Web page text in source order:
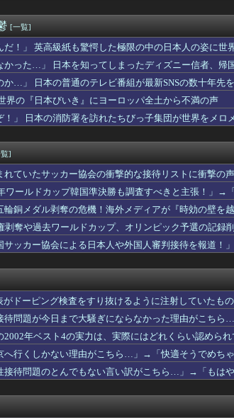
れるオーストラリア人、一体何が…」→「...
まかよ」
ー協会の衝撃的な接待リストに衝撃の声...
いる場所がこちら・・・」
査をすり抜けるように注射していたもの...
韓国の圧勝だよね？」
チーム、海外でも凄すぎると絶賛
凄い！（海外の反応）
ール】
れ」
ナDFアラウホをレンタルで獲得！（海...
光を浴びている我々のほうが変わり種だ...
←「複雑な気分だ」（海外の反応）
接待”報道・・・」→「2002年の審...
えばどこ？」←「日本関連のフォ...
」父を締め出した14歳、海外の判定は...
保護者のせいで流産した教師も…
おかしい」
冨安健洋のクリスタル・パレス移籍決...
した」
いんですけど…」
韓国準決勝も調査すべきと主張！」...
専念で構わないぞ」（海外の反応）
ツの無断使用に「懸念」を伝えたぞ」 ...
で大騒ぎにならなかった理由がこちら…...
自業自得？（海外の反応）
物だらけ」
よりも数学に秀でているのになぜ後進国...
[一覧]
！」 英高級紙も驚愕した極限の中の日本人の姿に世
かった…」 日本を知ってしまったディズニー信者、帰
…」 日本の普通のテレビ番組が最新SNSの数十年先
の『日本びいき』にヨーロッパ全土から不満の声
」 日本の消防署を訪れたちびっ子集団が世界をメロ
]
れていたサッカー協会の衝撃的な接待リストに衝撃の
ワールドカップ韓国準決勝も調査すべきと主張！」→
銅メダル剥奪の危機！海外メディアが『時効の壁を
奪や過去ワールドカップ、オリンピック予選の記録
サッカー協会による日本人や外国人審判接待を報道！
がドーピング検査をすり抜けるように注射していた
待問題が今日まで大騒ぎにならなかった理由がこち
年ベスト4の実力は、実際にはどれくらい認めら
へ行くしかない理由がこちら…」→「快適そうでめち
接待問題のとんでもない言い訳がこちら…」→「もは